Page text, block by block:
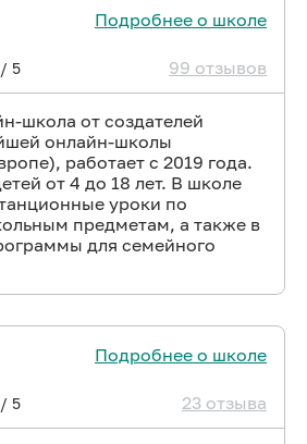
Подробнее о школе
5 99 отзывов
школа от создателей
онлайн-школы
работает с 2019 года.
от 4 до 18 лет. В школе
уроки по
предметам, а также в
для семейного
Подробнее о школе
5 23 отзыва